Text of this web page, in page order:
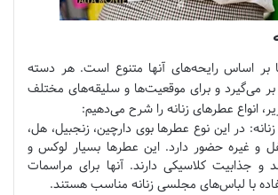
بر اساس رایحه‌های آنها متنوع است. هر دسته
می‌گیرد و برای موقعیت‌ها و سلیقه‌های مختلف
انواع عطرهای زنانه را شرح می‌دهیم:
در این نوع عطرها بوی دارچین، زنجبیل، هل،
و غیره حضور دارد. این عطرها بسیار لوکس و
جذابیت کلاسیکی دارند. آنها برای مراسمات
با لباس‌های مجلسی زنانه مناسب هستند.